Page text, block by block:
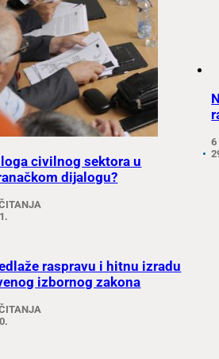
civilnog sektora u
dijalogu?
6
raspravu i hitnu izradu
izbornog zakona